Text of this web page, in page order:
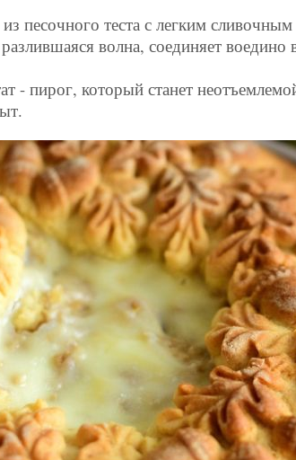
песочного теста с легким
волна, соединяет
- пирог, который станет